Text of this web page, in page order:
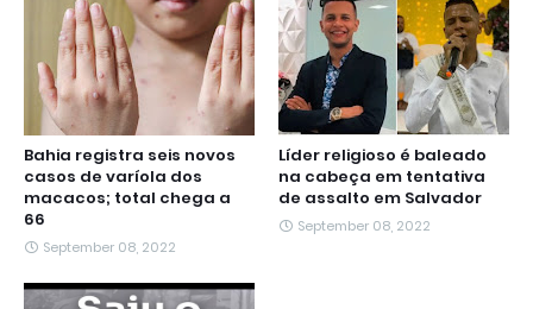
Bahia registra seis novos
casos de varíola dos
macacos; total chega a
66
September 08, 2022
Líder religioso é baleado
na cabeça em tentativa
de assalto em Salvador
September 08, 2022